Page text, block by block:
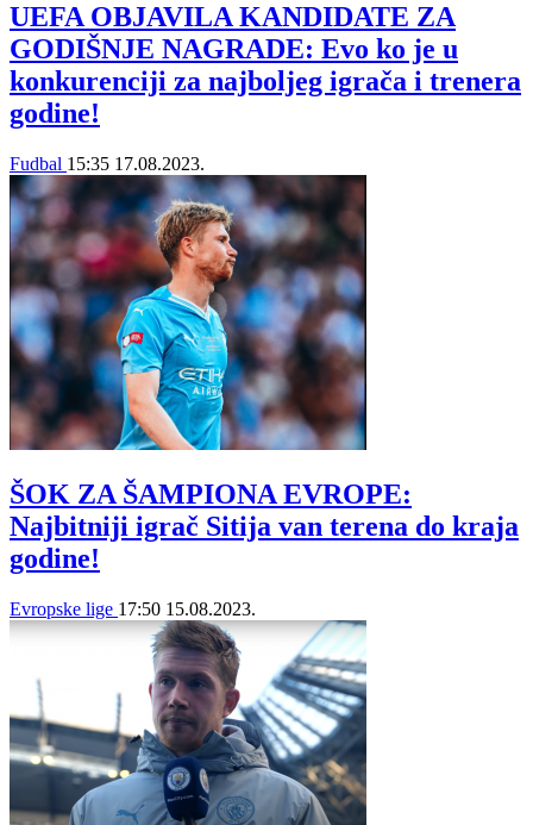
UEFA OBJAVILA KANDIDATE ZA
GODIŠNJE NAGRADE: Evo ko je u
konkurenciji za najboljeg igrača i trenera
godine!
Fudbal 15:35 17.08.2023.
ŠOK ZA ŠAMPIONA EVROPE:
Najbitniji igrač Sitija van terena do kraja
godine!
Evropske lige 17:50 15.08.2023.